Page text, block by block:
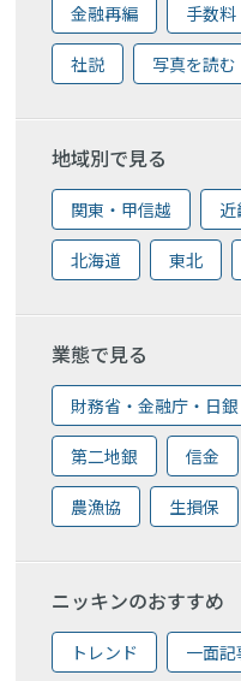
金融再編 手数料
社説 写真を読む
地域別で見る
関東・甲信越 近
北海道 東北
業態で見る
財務省・金融庁・日銀
第二地銀 信金
農漁協 生損保
ニッキンのおすすめ
トレンド 一面記